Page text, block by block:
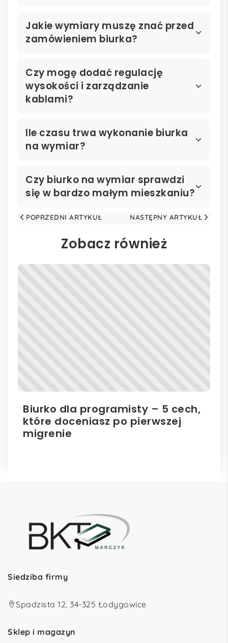
Jakie wymiary muszę znać przed
zamówieniem biurka?
Czy mogę dodać regulację
wysokości i zarządzanie
kablami?
Ile czasu trwa wykonanie biurka
na wymiar?
Czy biurko na wymiar sprawdzi
się w bardzo małym mieszkaniu?
POPRZEDNI ARTYKUŁ NASTĘPNY ARTYKUŁ
Zobacz również
Biurko dla programisty – 5 cech,
które doceniasz po pierwszej
migrenie
Siedziba firmy
Spadzista 12, 34-325 Łodygowice
Sklep i magazyn